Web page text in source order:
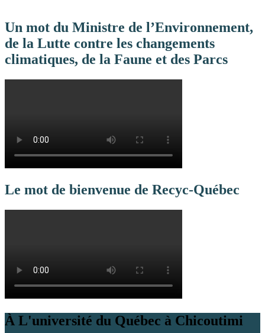
Un mot du Ministre de l’Environnement,
de la Lutte contre les changements
climatiques, de la Faune et des Parcs
Le mot de bienvenue de Recyc-Québec
À L'université du Québec à Chicoutimi